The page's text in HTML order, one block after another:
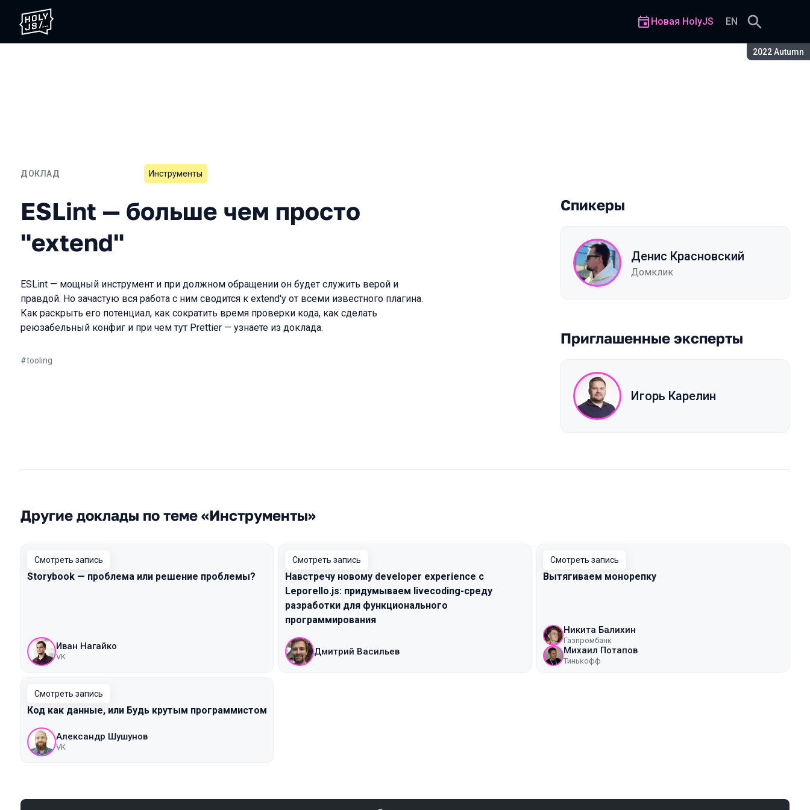
Сезон:
2022 Autumn
Новая HolyJS EN
ДОКЛАД
ESLint — больше чем просто "extend"
Инструменты
ESLint — больше чем просто
"extend"
ESLint — мощный инструмент и при должном обращении он будет служить верой и
правдой. Но зачастую вся работа с ним сводится к extend'у от всеми известного плагина.
Как раскрыть его потенциал, как сократить время проверки кода, как сделать
реюзабельный конфиг и при чем тут Prettier — узнаете из доклада.
#tooling
Спикеры
Денис Красновский
Домклик
Приглашенные эксперты
Игорь Карелин
Другие доклады по теме «Инструменты»
Смотреть запись
Storybook — проблема или решение проблемы?
Иван Нагайко
VK
Смотреть запись
Навстречу новому developer experience с
Leporello.js: придумываем livecoding-среду
разработки для функционального
программирования
Дмитрий Васильев
Смотреть запись
Вытягиваем монорепку
Никита Балихин
Газпромбанк
Михаил Потапов
Тинькофф
Смотреть запись
Код как данные, или Будь крутым программистом
Александр Шушунов
VK